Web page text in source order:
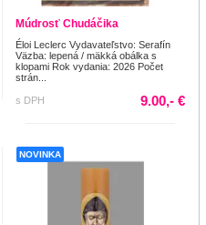
Múdrosť Chudáčika
Éloi Leclerc Vydavateľstvo: Serafín
Väzba: lepená / mäkká obálka s
klopami Rok vydania: 2026 Počet
strán...
s DPH 9.00,- €
NOVINKA